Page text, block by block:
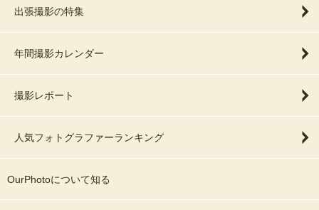
出張撮影の特集
年間撮影カレンダー
撮影レポート
人気フォトグラファーランキング
OurPhotoについて知る